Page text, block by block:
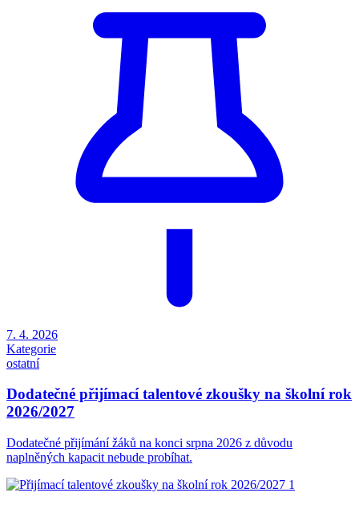
7. 4. 2026
Kategorie
ostatní
Dodatečné přijímací talentové zkoušky na školní rok
2026/2027
Dodatečné přijímání žáků na konci srpna 2026 z důvodu
naplněných kapacit nebude probíhat.